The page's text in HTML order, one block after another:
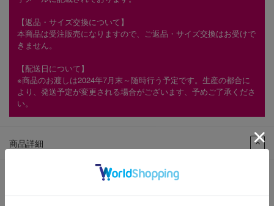
商品詳細
M3335-OAK-250
色：
OAK
【返品・サイズ交換について】
本商品は受注販売になりますので、ご返品・サイズ交換はお受けで
きません。
【配送日について】
※商品のお渡しは2024年7月末～随時行う予定です。生産の都合に
より、発送予定が変更される場合がございます、予めご了承くださ
い。